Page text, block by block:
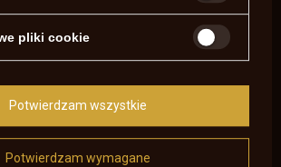
ENFIELD 14G
5.00
opinii: 1
Napisz swoją opinię
pliki cookie
Potwierdzam wymagane
Potwierdzam wszystkie